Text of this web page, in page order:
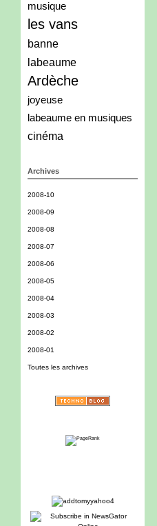
musique
les vans
banne
labeaume
Ardèche
joyeuse
labeaume en musiques
cinéma
Archives
2008-10
2008-09
2008-08
2008-07
2008-06
2008-05
2008-04
2008-03
2008-02
2008-01
Toutes les archives